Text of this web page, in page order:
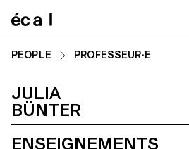
PEOPLE PROFESSEUR·E
JULIA
BÜNTER
ENSEIGNEMENTS